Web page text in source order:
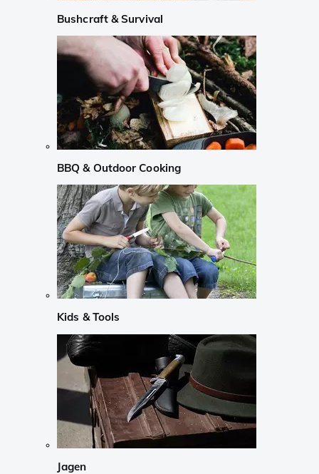
Bushcraft & Survival
BBQ & Outdoor Cooking
Kids & Tools
Jagen